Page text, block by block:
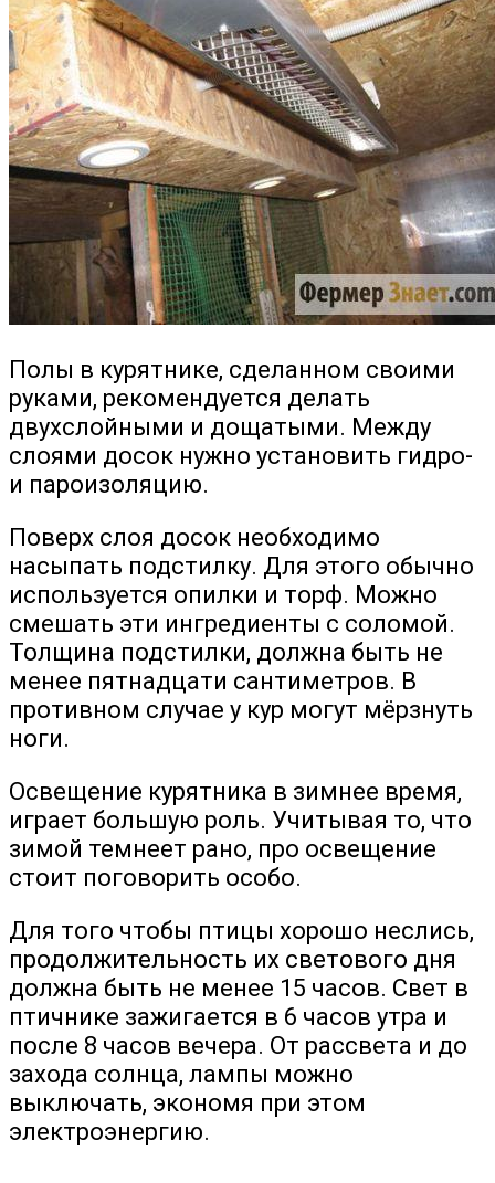
Полы в курятнике, сделанном своими
руками, рекомендуется делать
двухслойными и дощатыми. Между
слоями досок нужно установить гидро-
и пароизоляцию.
Поверх слоя досок необходимо
насыпать подстилку. Для этого обычно
используется опилки и торф. Можно
смешать эти ингредиенты с соломой.
Толщина подстилки, должна быть не
менее пятнадцати сантиметров. В
противном случае у кур могут мёрзнуть
ноги.
Освещение курятника в зимнее время,
играет большую роль. Учитывая то, что
зимой темнеет рано, про освещение
стоит поговорить особо.
Для того чтобы птицы хорошо неслись,
продолжительность их светового дня
должна быть не менее 15 часов. Свет в
птичнике зажигается в 6 часов утра и
после 8 часов вечера. От рассвета и до
захода солнца, лампы можно
выключать, экономя при этом
электроэнергию.